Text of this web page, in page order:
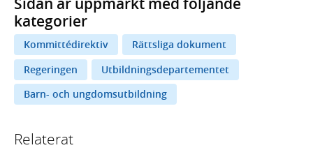
kategorier
Kommittédirektiv
Rättsliga dokument
Regeringen
Utbildningsdepartementet
Barn- och ungdomsutbildning
Relaterat